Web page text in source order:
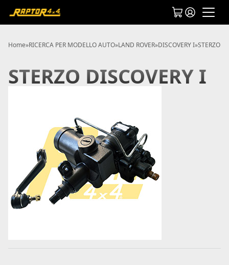
Home»RICERCA PER MODELLO AUTO»LAND ROVER»DISCOVERY I»STERZO
STERZO DISCOVERY I